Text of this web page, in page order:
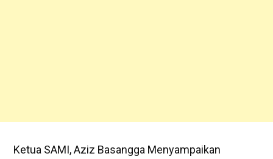
Ketua SAMI, Aziz Basangga Menyampaikan